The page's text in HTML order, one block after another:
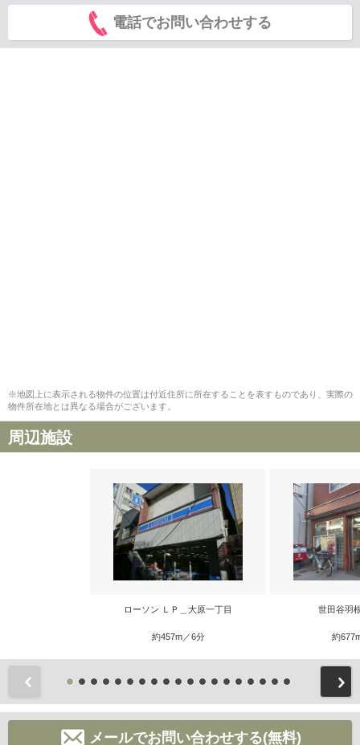
電話でお問い合わせする
※地図上に表示される物件の位置は付近住所に所在することを表すものであり、実際の
物件所在地とは異なる場合がございます。
周辺施設
ローソン ＬＰ＿大原一丁目
約457m／6分
世田谷羽
約
メールでお問い合わせする(無料)